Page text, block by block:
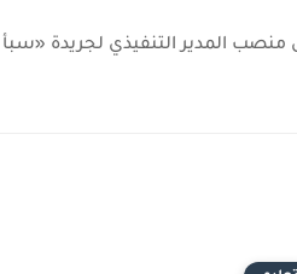
المدير التنفيذي لجريدة «سبأ